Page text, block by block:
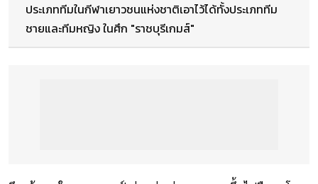
ประเภททีมในกีฬาเยาวชนแห่งชาติเอาไว้ได้ทั้งประเภททีม
ชายและทีมหญิง ในศึก "ราชบุรีเกมส์"